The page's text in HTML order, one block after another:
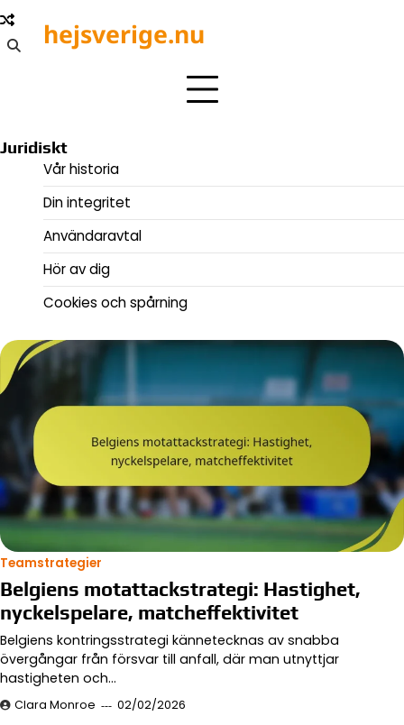
Skip
to
content
hejsverige.nu
Juridiskt
Vår historia
Din integritet
Användaravtal
Hör av dig
Cookies och spårning
Teamstrategier
Belgiens motattackstrategi: Hastighet,
nyckelspelare, matcheffektivitet
Belgiens kontringsstrategi kännetecknas av snabba
övergångar från försvar till anfall, där man utnyttjar
hastigheten och…
Clara Monroe 02/02/2026